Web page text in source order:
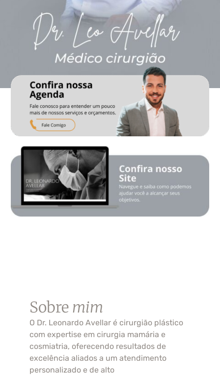
Sobre mim
O Dr. Leonardo Avellar é cirurgião plástico
com expertise em cirurgia mamária e
cosmiatria, oferecendo resultados de
excelência aliados a um atendimento
personalizado e de alto